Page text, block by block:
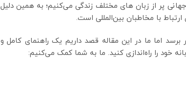
جهانی پر از زبان‌ های مختلف زندگی می‌کنیم؛ به همین دلیل
با مخاطبان بین‌المللی است.
اما ما در این مقاله قصد داریم یک راهنمای کامل و
خود را راه‌اندازی کنید. ما به شما کمک می‌کنیم: